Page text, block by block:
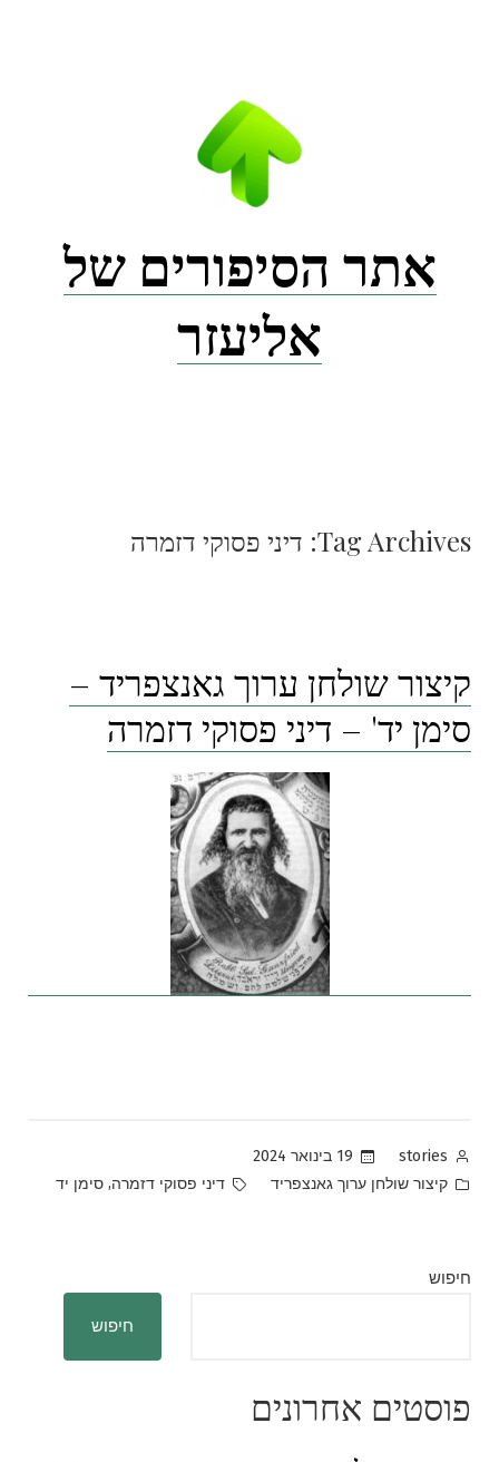
אתר הסיפורים של
אליעזר
Tag Archives: דיני פסוקי דזמרה
קיצור שולחן ערוך גאנצפריד –
סימן יד' – דיני פסוקי דזמרה
Posted
by
stories
19 בינואר 2024
Posted
קיצור שולחן ערוך גאנצפריד Tags:
דיני פסוקי דזמרה, סימן יד
חיפוש
חיפוש
פוסטים אחרונים